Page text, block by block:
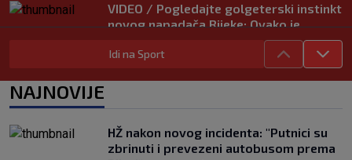
VIDEO / Pogledajte golgeterski instinkt
novog napadača Rijeke: Ovako je
SK
|
prije 5 h
Idi na Sport
NAJNOVIJE
HŽ nakon novog incidenta: "Putnici su
zbrinuti i prevezeni autobusom prema